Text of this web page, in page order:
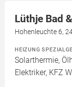
Lüthje Bad
Hohenleuchte 6,
HEIZUNG
Solarthermie,
Elektriker, KFZ